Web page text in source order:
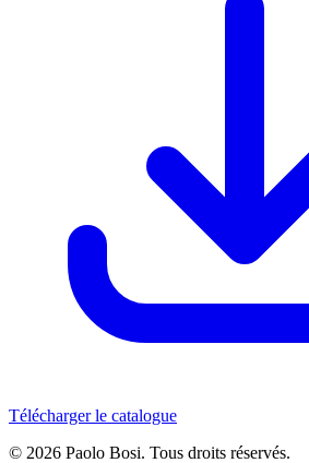
Télécharger le catalogue
© 2026 Paolo Bosi. Tous droits réservés.